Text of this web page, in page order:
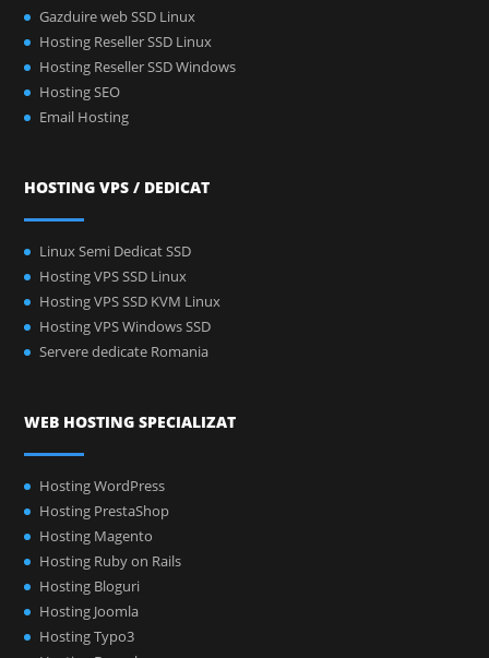
Gazduire web SSD Linux
Hosting Reseller SSD Linux
Hosting Reseller SSD Windows
Hosting SEO
Email Hosting
HOSTING VPS / DEDICAT
Linux Semi Dedicat SSD
Hosting VPS SSD Linux
Hosting VPS SSD KVM Linux
Hosting VPS Windows SSD
Servere dedicate Romania
WEB HOSTING SPECIALIZAT
Hosting WordPress
Hosting PrestaShop
Hosting Magento
Hosting Ruby on Rails
Hosting Bloguri
Hosting Joomla
Hosting Typo3